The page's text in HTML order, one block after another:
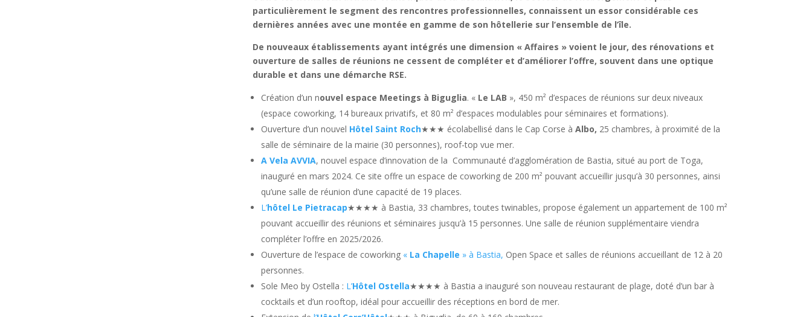
particulièrement le segment des rencontres professionnelles, connaissent un essor considérable ces
dernières années avec une montée en gamme de son hôtellerie sur l’ensemble de l’île.
De nouveaux établissements ayant intégrés une dimension « Affaires » voient le jour, des rénovations et
ouverture de salles de réunions ne cessent de compléter et d’améliorer l’offre, souvent dans une optique
durable et dans une démarche RSE.
Création d’un nouvel espace Meetings à Biguglia. « Le LAB », 450 m² d’espaces de réunions sur deux niveaux
(espace coworking, 14 bureaux privatifs, et 80 m² d’espaces modulables pour séminaires et formations).
Ouverture d’un nouvel Hôtel Saint Roch★★★ écolabellisé dans le Cap Corse à Albo, 25 chambres, à proximité de la
salle de séminaire de la mairie (30 personnes), roof-top vue mer.
A Vela AVVIA, nouvel espace d’innovation de la Communauté d’agglomération de Bastia, situé au port de Toga,
inauguré en mars 2024. Ce site offre un espace de coworking de 200 m² pouvant accueillir jusqu’à 30 personnes, ainsi
qu’une salle de réunion d’une capacité de 19 places.
L’hôtel Le Pietracap★★★★ à Bastia, 33 chambres, toutes twinables, propose également un appartement de 100 m²
pouvant accueillir des réunions et séminaires jusqu’à 15 personnes. Une salle de réunion supplémentaire viendra
compléter l’offre en 2025/2026.
Ouverture de l’espace de coworking« La Chapelle » à Bastia, Open Space et salles de réunions accueillant de 12 à 20
personnes.
Sole Meo by Ostella : L’Hôtel Ostella★★★★ à Bastia a inauguré son nouveau restaurant de plage, doté d’un bar à
cocktails et d’un rooftop, idéal pour accueillir des réceptions en bord de mer.